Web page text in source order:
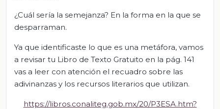
¿Cuál sería la semejanza? En la forma en la que se
desparraman.
Ya que identificaste lo que es una metáfora, vamos
a revisar tu Libro de Texto Gratuito en la pág. 141
vas a leer con atención el recuadro sobre las
adivinanzas y los recursos literarios que utilizan.
https://libros.conaliteg.gob.mx/20/P3ESA.htm?